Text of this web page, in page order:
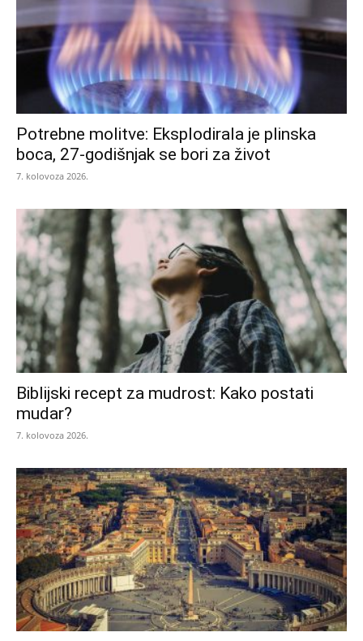
Potrebne molitve: Eksplodirala je plinska
boca, 27-godišnjak se bori za život
7. kolovoza 2026.
Biblijski recept za mudrost: Kako postati
mudar?
7. kolovoza 2026.